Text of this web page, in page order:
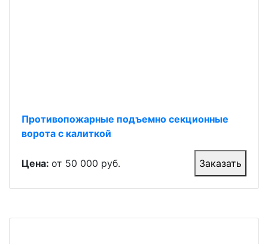
Противопожарные подъемно секционные
ворота с калиткой
Цена: от 50 000 руб. Заказать